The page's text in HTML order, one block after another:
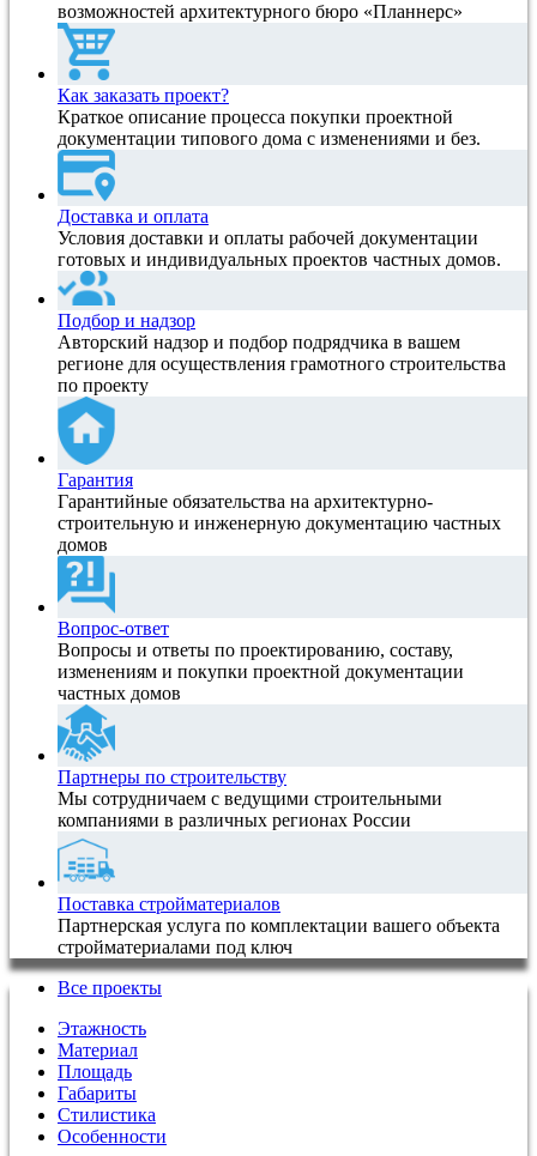
возможностей архитектурного бюро «Планнерс»
Как заказать проект?
Краткое описание процесса покупки проектной
документации типового дома с изменениями и без.
Доставка и оплата
Условия доставки и оплаты рабочей документации
готовых и индивидуальных проектов частных домов.
Подбор и надзор
Авторский надзор и подбор подрядчика в вашем
регионе для осуществления грамотного строительства
по проекту
Гарантия
Гарантийные обязательства на архитектурно-
строительную и инженерную документацию частных
домов
Вопрос-ответ
Вопросы и ответы по проектированию, составу,
изменениям и покупки проектной документации
частных домов
Партнеры по строительству
Мы сотрудничаем с ведущими строительными
компаниями в различных регионах России
Поставка стройматериалов
Партнерская услуга по комплектации вашего объекта
стройматериалами под ключ
Все проекты
Этажность
Материал
Площадь
Габариты
Стилистика
Особенности